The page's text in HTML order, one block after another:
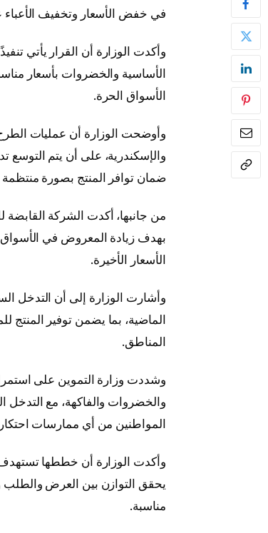
في خفض الأسعار وتخفيف الأعباء
وأكدت الوزارة أن القرار يأتي
الأساسية والخضروات بأسعار
الأسواق الحرة.
وأوضحت الوزارة أن عمليات
والإسكندرية، على أن يتم
ضمان توافر المنتج بصورة
من جانبها، أكدت الشركة القابضة
بهدف زيادة المعروض في الأسواق
الأسعار الأخيرة.
وأشارت الوزارة إلى أن التدخل
الماضية، بما يضمن توفير
المناطق.
وشددت وزارة التموين على
والخضروات والفاكهة، مع التدخل
المواطنين من أي ممارسات
وأكدت الوزارة أن خططها تستهدف
يحقق التوازن بين العرض والطلب
مناسبة.